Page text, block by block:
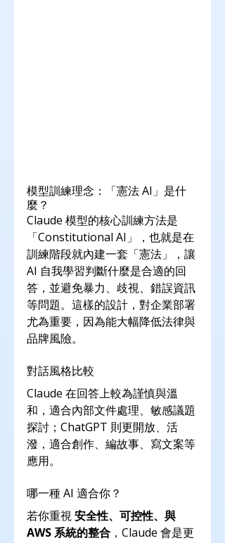
模型訓練理念：「憲法 AI」是什
麼？
Claude 模型的核心訓練方法是
「Constitutional AI」，也就是在
訓練階段就內建一套「憲法」，讓
AI 自我學習判斷什麼是合適的回
答，並避免暴力、歧視、錯誤資訊
等問題。這樣的設計，對企業部署
尤為重要，因為能大幅降低法律與
品牌風險。
對話風格比較
Claude 在回答上較為謹慎與溫
和，適合內部文件處理、敏感議題
探討；ChatGPT 則更開放、活
潑，適合創作、編故事、寫文案等
應用。
哪一種 AI 適合你？
若你重視 安全性、可控性、與
AWS 系統的整合 ，Claude 會是更